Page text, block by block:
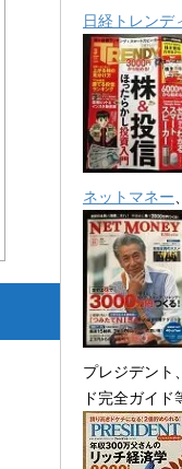
日経トレンデ
ネットマネー
プレジデント
ド完全ガイド